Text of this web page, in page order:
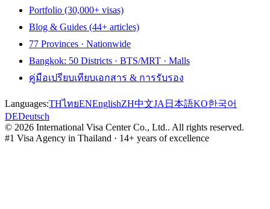
Portfolio (30,000+ visas)
Blog & Guides (44+ articles)
77 Provinces · Nationwide
Bangkok: 50 Districts · BTS/MRT · Malls
คู่มือเปรียบเทียบเอกสาร & การรับรอง
Languages:THไทยENEnglishZH中文JA 日本語KO한국어
DEDeutsch
© 2026 International Visa Center Co., Ltd.. All rights reserved.
#1 Visa Agency in Thailand · 14+ years of excellence